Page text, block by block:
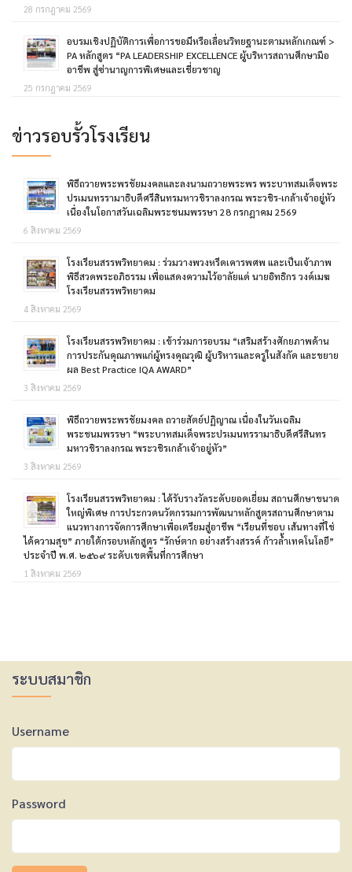
28 กรกฎาคม 2569
อบรมเชิงปฏิบัติการเพื่อการขอมีหรือเลื่อนวิทยฐานะตามหลักเกณฑ์ >
PA หลักสูตร “PA LEADERSHIP EXCELLENCE ผู้บริหารสถานศึกษามือ
อาชีพ สู่ซ่านาญการพิเศษและเชี่ยวชาญ
25 กรกฎาคม 2569
ข่าวรอบรั้วโรงเรียน
พิธีถวายพระพรชัยมงคลและลงนามถวายพระพร พระบาทสมเด็จพระ
ปรเมนทรรามาธิบดีศรีสินทรมหาวชิราลงกรณ พระวชิร-เกล้าเจ้าอยู่หัว
เนื่องในโอกาสวันเฉลิมพระชนมพรรษา 28 กรกฎาคม 2569
6 สิงหาคม 2569
โรงเรียนสรรพวิทยาคม : ร่วมวางพวงหรีดเคารพศพ และเป็นเจ้าภาพ
พิธีสวดพระอภิธรรม เพื่อแสดงความไว้อาลัยแด่ นายอิทธิกร วงค์เมฆ
โรงเรียนสรรพวิทยาคม
4 สิงหาคม 2569
โรงเรียนสรรพวิทยาคม : เข้าร่วมการอบรม “เสริมสร้างศักยภาพด้าน
การประกันคุณภาพแก่ผู้ทรงคุณวุฒิ ผู้บริหารและครูในสังกัด และขยาย
ผล Best Practice IQA AWARD”
3 สิงหาคม 2569
พิธีถวายพระพรชัยมงคล ถวายสัตย์ปฏิญาณ เนื่องในวันเฉลิม
พระชนมพรรษา “พระบาทสมเด็จพระปรเมนทรรามาธิบดีศรีสินทร
มหาวชิราลงกรณ พระวชิรเกล้าเจ้าอยู่หัว”
3 สิงหาคม 2569
โรงเรียนสรรพวิทยาคม : ได้รับรางวัลระดับยอดเยี่ยม สถานศึกษาขนาด
ใหญ่พิเศษ การประกวดนวัตกรรมการพัฒนาหลักสูตรสถานศึกษาตาม
แนวทางการจัดการศึกษาเพื่อเตรียมสู่อาชีพ “เรียนที่ชอบ เส้นทางที่ใช่
ได้ความสุข” ภายใต้กรอบหลักสูตร “รักษ์ตาก อย่างสร้างสรรค์ ก้าวล้ำเทคโนโลยี”
ประจำปี พ.ศ. ๒๕๖๙ ระดับเขตพื้นที่การศึกษา
1 สิงหาคม 2569
ระบบสมาชิก
Username
Password